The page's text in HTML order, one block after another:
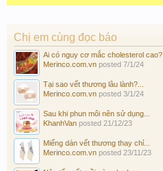
Chị em cùng đọc báo
Ai có nguy cơ mắc cholesterol cao?
Merinco.com.vn posted 7/1/24
Tại sao vết thương lâu lành?...
Merinco.com.vn posted 3/1/24
Sau khi phun môi nên sử dụng...
KhanhVan posted 21/12/23
Miếng dán vết thương thay chỉ...
Merinco.com.vn posted 23/11/23